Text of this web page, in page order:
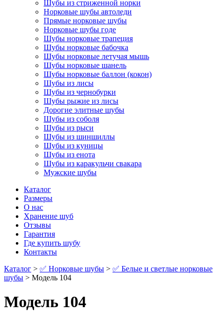
Шубы из стриженной норки
Норковые шубы автоледи
Прямые норковые шубы
Норковые шубы годе
Шубы норковые трапеция
Шубы норковые бабочка
Шубы норковые летучая мышь
Шубы норковые шанель
Шубы норковые баллон (кокон)
Шубы из лисы
Шубы из чернобурки
Шубы рыжие из лисы
Дорогие элитные шубы
Шубы из соболя
Шубы из рыси
Шубы из шиншиллы
Шубы из куницы
Шубы из енота
Шубы из каракульчи свакара
Мужские шубы
Каталог
Размеры
О нас
Хранение шуб
Отзывы
Гарантия
Где купить шубу
Контакты
Каталог > ✅ Норковые шубы > ✅ Белые и светлые норковые
шубы > Модель 104
Модель 104